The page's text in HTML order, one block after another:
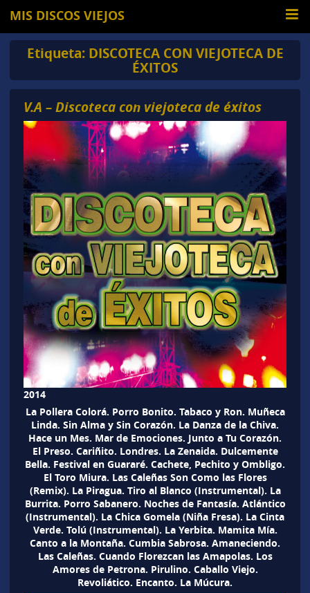
MIS DISCOS VIEJOS
Etiqueta: DISCOTECA CON VIEJOTECA DE
ÉXITOS
V.A – Discoteca con viejoteca de éxitos
2014
La Pollera Colorá. Porro Bonito. Tabaco y Ron. Muñeca
Linda. Sin Alma y Sin Corazón. La Danza de la Chiva.
Hace un Mes. Mar de Emociones. Junto a Tu Corazón.
El Preso. Cariñito. Londres. La Zenaida. Dulcemente
Bella. Festival en Guararé. Cachete, Pechito y Ombligo.
El Toro Miura. Las Caleñas Son Como las Flores
(Remix). La Piragua. Tiro al Blanco (Instrumental). La
Burrita. Porro Sabanero. Noches de Fantasía. Atlántico
(Instrumental). La Chica Gomela (Niña Fresa). La Cinta
Verde. Tolú (Instrumental). La Yerbita. Mamita Mía.
Canto a la Montaña. Cumbia Sabrosa. Amaneciendo.
Las Caleñas. Cuando Florezcan las Amapolas. Los
Amores de Petrona. Pirulino. Caballo Viejo.
Revoliático. Encanto. La Múcura.